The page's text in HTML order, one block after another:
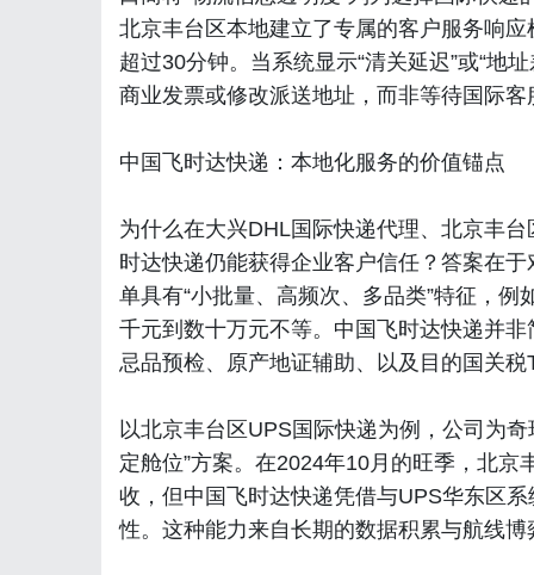
北京丰台区本地建立了专属的客户服务响
超过30分钟。当系统显示“清关延迟”或“地
商业发票或修改派送地址，而非等待国际
中国飞时达快递：本地化服务的价值锚点
为什么在大兴DHL国际快递代理、北京丰
时达快递仍能获得企业客户信任？答案在
单具有“小批量、高频次、多品类”特征，
千元到数十万元不等。中国飞时达快递并
忌品预检、原产地证辅助、以及目的国关
以北京丰台区UPS国际快递为例，公司为
定舱位”方案。在2024年10月的旺季，北
收，但中国飞时达快递凭借与UPS华东区
性。这种能力来自长期的数据积累与航线